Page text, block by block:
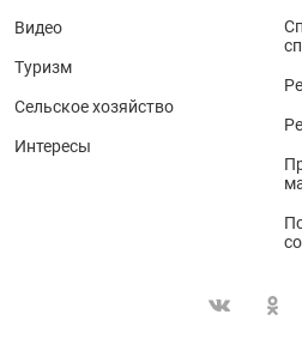
Видео
Туризм
Сельское хозяйство
Интересы